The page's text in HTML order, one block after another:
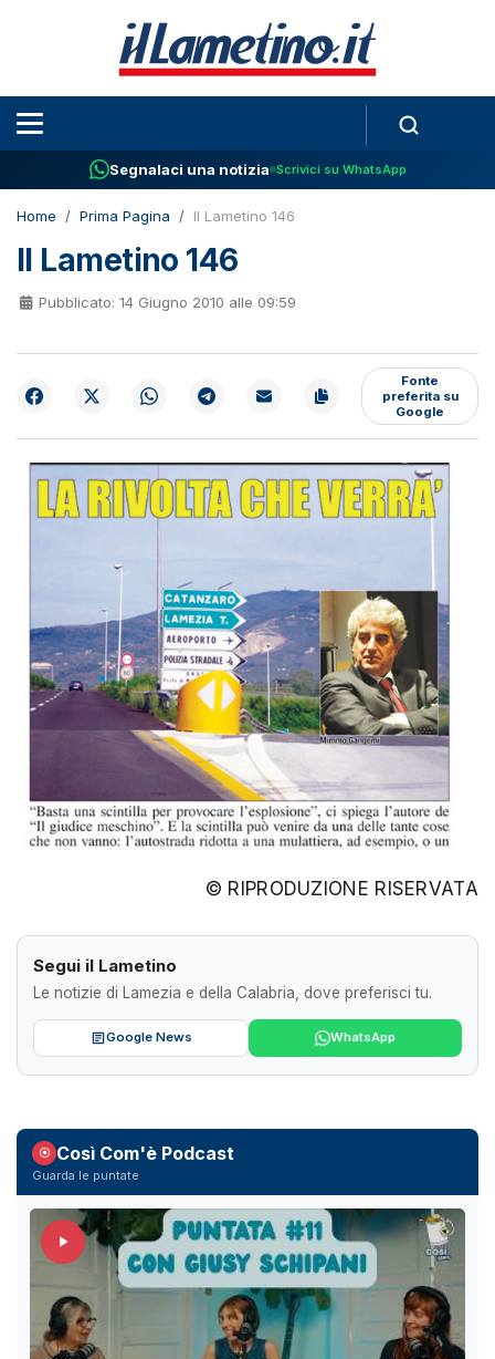
Segnalaci una notizia Scrivici su WhatsApp
Home Prima Pagina Il Lametino 146
Il Lametino 146
Pubblicato: 14 Giugno 2010 alle 09:59
Fonte
preferita su
Google
© RIPRODUZIONE RISERVATA
Segui il Lametino
Le notizie di Lamezia e della Calabria, dove preferisci tu.
Google News WhatsApp
Così Com'è Podcast
Guarda le puntate